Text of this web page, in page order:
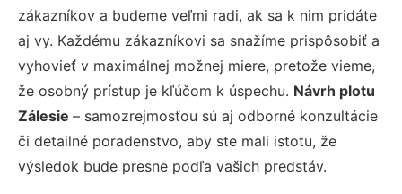
zákazníkov a budeme veľmi radi, ak sa k nim pridáte
aj vy. Každému zákazníkovi sa snažíme prispôsobiť a
vyhovieť v maximálnej možnej miere, pretože vieme,
že osobný prístup je kľúčom k úspechu. Návrh plotu
Zálesie – samozrejmosťou sú aj odborné konzultácie
či detailné poradenstvo, aby ste mali istotu, že
výsledok bude presne podľa vašich predstáv.